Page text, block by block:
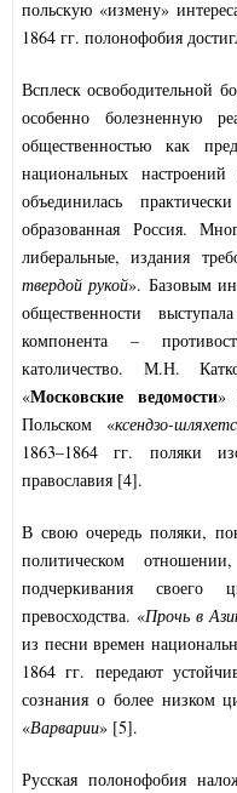
польскую «измену»
1864 гг. полонофобия
Всплеск освободительной
особенно болезненную
общественностью как
национальных
объединилась
образованная Россия.
либеральные, издания
твердой рукой». Базовым
общественности
компонента –
католичество. М.Н.
«Московские ведомости»
Польском «ксендзо-
1863–1864 гг. поляки
православия [4].
В свою очередь поляки,
политическом
подчеркивания своего
превосходства. «Прочь в
из песни времен
1864 гг. передают
сознания о более низком
«Варварии» [5].
Русская полонофобия